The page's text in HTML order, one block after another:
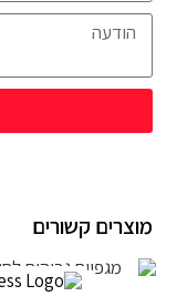
מוצרים קשורים